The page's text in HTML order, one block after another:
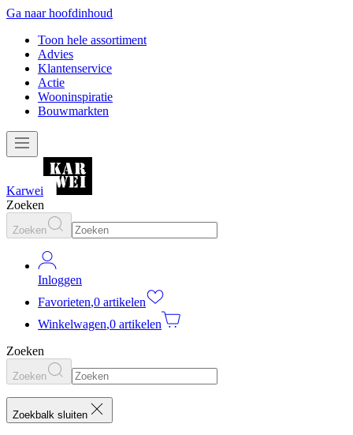
Ga naar hoofdinhoud
Toon hele assortiment
Advies
Klantenservice
Actie
Wooninspiratie
Bouwmarkten
Karwei
Zoeken
Zoeken
Inloggen
Favorieten,0 artikelen
Winkelwagen,0 artikelen
Zoeken
Zoeken
Zoekbalk sluiten